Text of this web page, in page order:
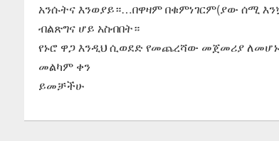
አንሱትና እንወያይ።…በዋዛም በቁምነገርም(ያው ሰሚ
ብልጽግና ሆይ አስብበት።
የኑሮ ዋጋ እንዲህ ሲወደድ የመጨረሻው መጀመሪያ
መልካም ቀን
ይመቻችሁ